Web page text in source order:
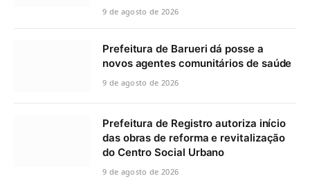
9 de agosto de 2026
Prefeitura de Barueri dá posse a
novos agentes comunitários de saúde
9 de agosto de 2026
Prefeitura de Registro autoriza início
das obras de reforma e revitalização
do Centro Social Urbano
9 de agosto de 2026